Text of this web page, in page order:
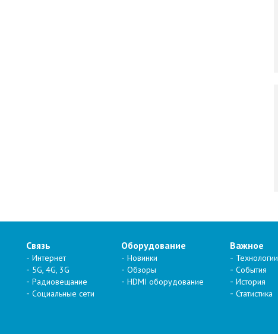
Связь
Интернет
5G, 4G, 3G
Радиовещание
Социальные сети
Оборудование
Новинки
Обзоры
HDMI оборудование
Важное
Технологии
События
История
Статистика